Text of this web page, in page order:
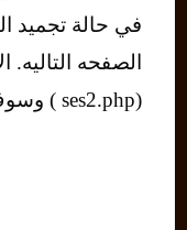
في حالة تجميد
الصفحه
(ses2.php ) وسوف يكون محتواها هو التالي :